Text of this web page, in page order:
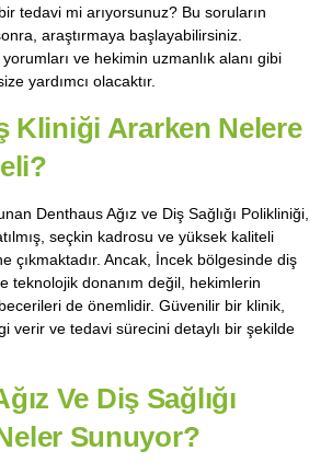
tedavi mi arıyorsunuz? Bu soruların
araştırmaya başlayabilirsiniz.
ve hekimin uzmanlık alanı gibi
yardımcı olacaktır.
Kliniği Ararken Nelere
Denthaus Ağız ve Diş Sağlığı Polikliniği,
seçkin kadrosu ve yüksek kaliteli
çıkmaktadır. Ancak, İncek bölgesinde diş
teknolojik donanım değil, hekimlerin
de önemlidir. Güvenilir bir klinik,
verir ve tedavi sürecini detaylı bir şekilde
Ve Diş Sağlığı
Sunuyor?